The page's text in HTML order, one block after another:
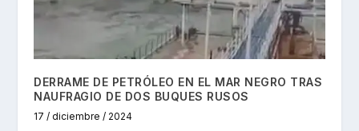
DERRAME DE PETRÓLEO EN EL MAR NEGRO TRAS
NAUFRAGIO DE DOS BUQUES RUSOS
17 / diciembre / 2024